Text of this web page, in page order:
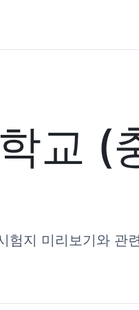
교 (
험지 미리보기와 관